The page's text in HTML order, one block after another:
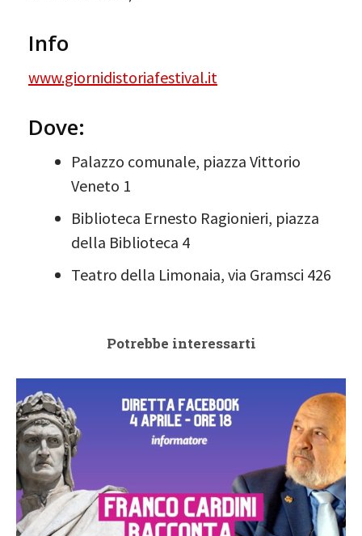
Info
www.giornidistoriafestival.it
Dove:
Palazzo comunale, piazza Vittorio
Veneto 1
Biblioteca Ernesto Ragionieri, piazza
della Biblioteca 4
Teatro della Limonaia, via Gramsci 426
Potrebbe interessarti